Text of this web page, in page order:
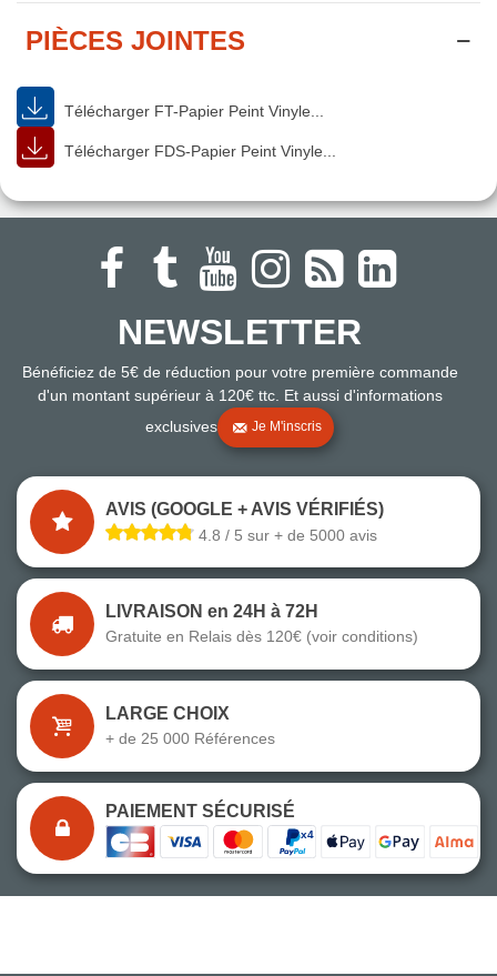
PIÈCES JOINTES
Télécharger FT-Papier Peint Vinyle...
Télécharger FDS-Papier Peint Vinyle...
NEWSLETTER
Bénéficiez de 5€ de réduction pour votre première commande
d'un montant supérieur à 120€ ttc. Et aussi d'informations
exclusives
Je M'inscris
AVIS (GOOGLE + AVIS VÉRIFIÉS)
4.8 / 5 sur + de 5000 avis
LIVRAISON en 24H à 72H
Gratuite en Relais dès 120€ (voir conditions)
LARGE CHOIX
+ de 25 000 Références
PAIEMENT SÉCURISÉ